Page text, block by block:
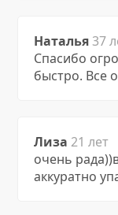
Наталья37
Спасибо
быстро. Все
Лиза 21 лет
очень
аккуратно